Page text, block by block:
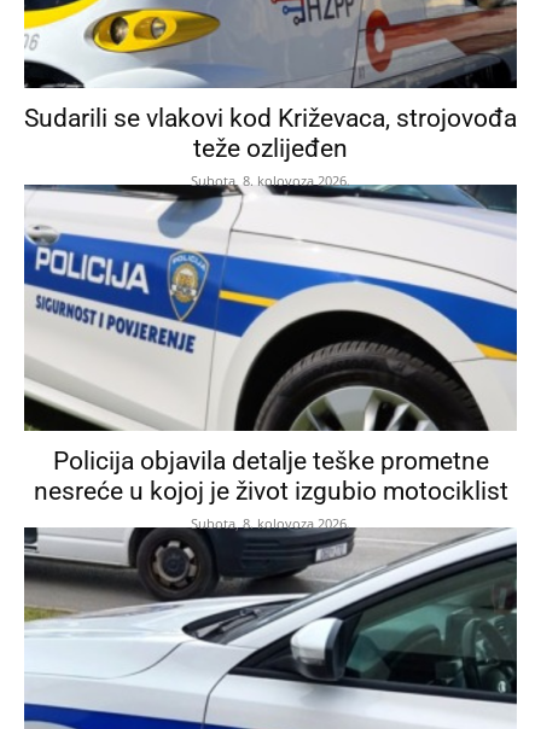
Sudarili se vlakovi kod Križevaca, strojovođa
teže ozlijeđen
Subota, 8. kolovoza 2026.
Policija objavila detalje teške prometne
nesreće u kojoj je život izgubio motociklist
Subota, 8. kolovoza 2026.